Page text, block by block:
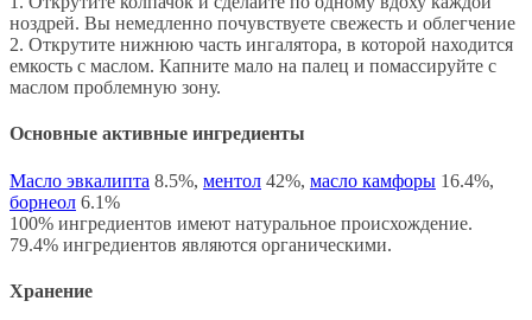
ноздрей. Вы немедленно почувствуете свежесть и облегчение
2. Открутите нижнюю часть ингалятора, в которой находится
емкость с маслом. Капните мало на палец и помассируйте с
маслом проблемную зону.
Основные активные ингредиенты
Масло эвкалипта 8.5%, ментол 42%, масло камфоры 16.4%,
борнеол 6.1%
100% ингредиентов имеют натуральное происхождение.
79.4% ингредиентов являются органическими.
Хранение